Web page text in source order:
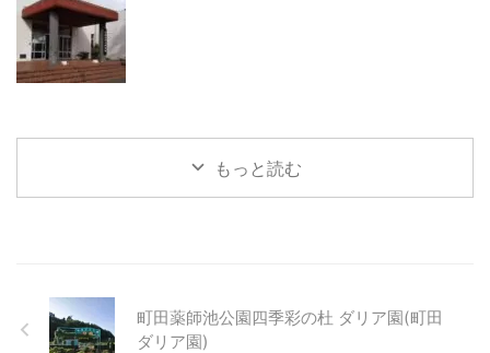
もっと読む
町田薬師池公園四季彩の杜 ダリア園(町田
ダリア園)